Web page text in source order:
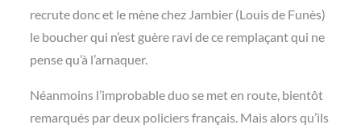
recrute donc et le mène chez Jambier (Louis de Funès)
le boucher qui n’est guère ravi de ce remplaçant qui ne
pense qu’à l’arnaquer.
Néanmoins l’improbable duo se met en route, bientôt
remarqués par deux policiers français. Mais alors qu’ils